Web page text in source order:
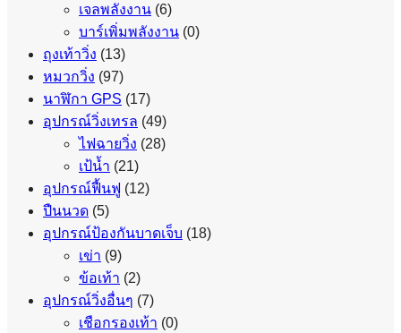
เจลพลังงาน (6)
บาร์เพิ่มพลังงาน (0)
ถุงเท้าวิ่ง (13)
หมวกวิ่ง (97)
นาฬิกา GPS (17)
อุปกรณ์วิ่งเทรล (49)
ไฟฉายวิ่ง (28)
เป้น้ำ (21)
อุปกรณ์ฟื้นฟู (12)
ปืนนวด (5)
อุปกรณ์ป้องกันบาดเจ็บ (18)
เข่า (9)
ข้อเท้า (2)
อุปกรณ์วิ่งอื่นๆ (7)
เชือกรองเท้า (0)